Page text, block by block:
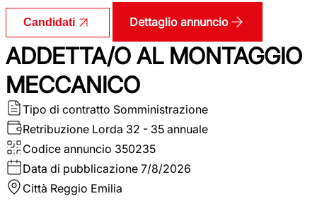
Candidati Dettaglio annuncio
ADDETTA/O AL MONTAGGIO
MECCANICO
Tipo di contratto Somministrazione
Retribuzione Lorda 32 - 35 annuale
Codice annuncio 350235
Data di pubblicazione 7/8/2026
Città Reggio Emilia